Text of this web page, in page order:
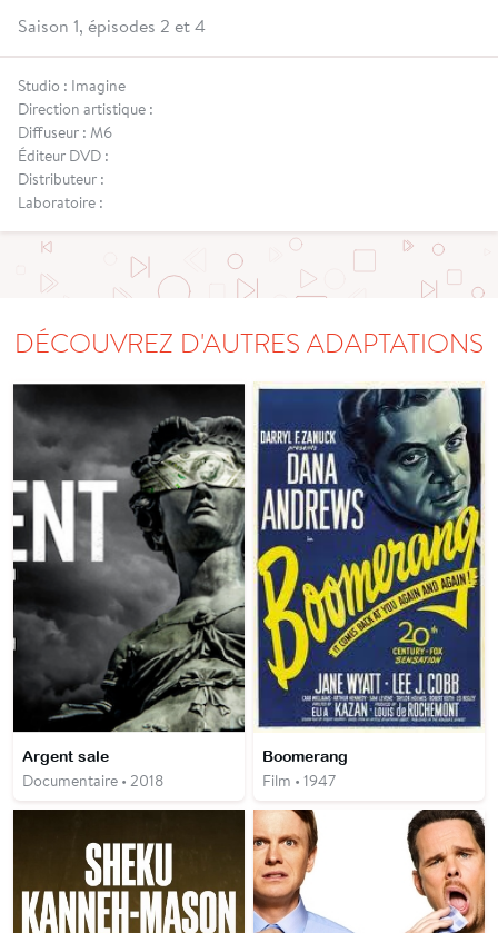
Saison 1, épisodes 2 et 4
Studio : Imagine
Direction artistique :
Diffuseur : M6
Éditeur DVD :
Distributeur :
Laboratoire :
DÉCOUVREZ D'AUTRES ADAPTATIONS
Argent sale
Documentaire • 2018
Boomerang
Film • 1947